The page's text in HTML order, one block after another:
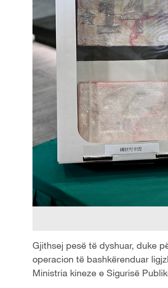
Gjithsej pesë të dyshuar, duke
operacion të bashkërenduar
Ministria kineze e Sigurisë